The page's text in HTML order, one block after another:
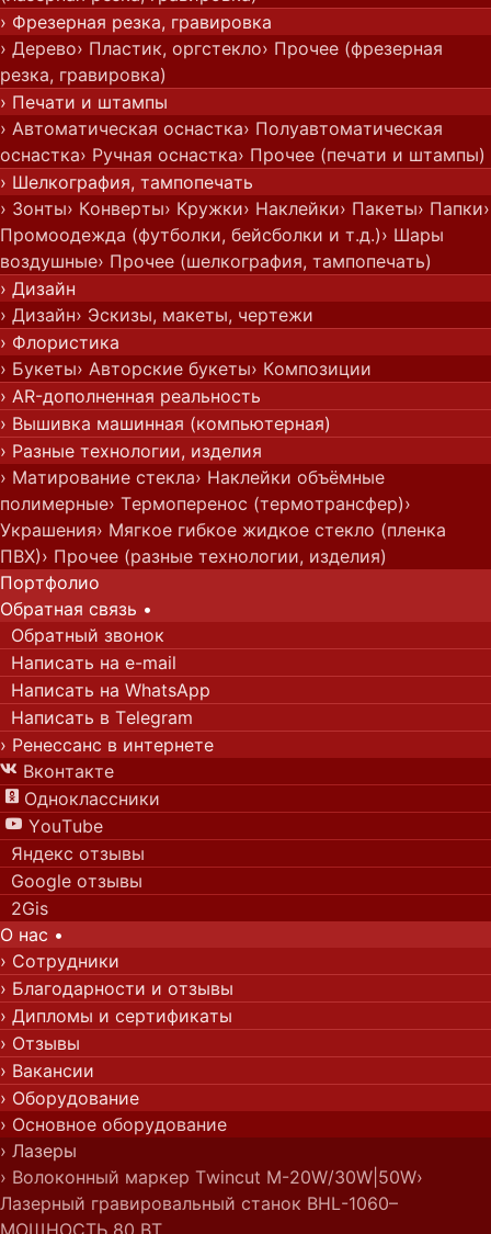
› Фрезерная резка, гравировка
› Дерево› Пластик, оргстекло› Прочее (фрезерная
резка, гравировка)
› Печати и штампы
› Автоматическая оснастка› Полуавтоматическая
оснастка› Ручная оснастка› Прочее (печати и штампы)
› Шелкография, тампопечать
› Зонты› Конверты› Кружки› Наклейки› Пакеты› Папки›
Промоодежда (футболки, бейсболки и т.д.)› Шары
воздушные› Прочее (шелкография, тампопечать)
› Дизайн
› Дизайн› Эскизы, макеты, чертежи
› Флористика
› Букеты› Авторские букеты› Композиции
› AR-дополненная реальность
› Вышивка машинная (компьютерная)
› Разные технологии, изделия
› Матирование стекла› Наклейки объёмные
полимерные› Термоперенос (термотрансфер)›
Украшения› Мягкое гибкое жидкое стекло (пленка
ПВХ)› Прочее (разные технологии, изделия)
Портфолио
Обратная связь •
Обратный звонок
Написать на e-mail
Написать на WhatsApp
Написать в Telegram
› Ренессанс в интернете
 Вконтакте
 Одноклассники
 YouTube
Яндекс отзывы
Google отзывы
2Gis
О нас •
› Сотрудники
› Благодарности и отзывы
› Дипломы и сертификаты
› Отзывы
› Вакансии
› Оборудование
› Основное оборудование
› Лазеры
› Волоконный маркер Twincut M-20W/30W|50W›
Лазерный гравировальный станок BHL-1060–
МОЩНОСТЬ 80 ВТ